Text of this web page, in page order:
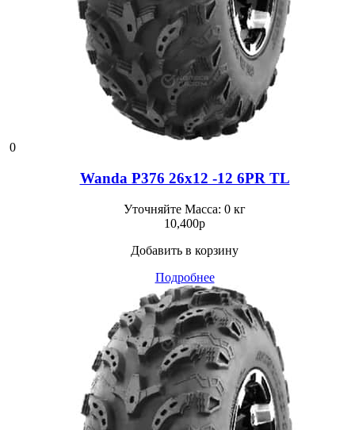
0
Wanda P376 26x12 -12 6PR TL
Уточняйте Масса: 0 кг
10,400p
Добавить в корзину
Подробнее